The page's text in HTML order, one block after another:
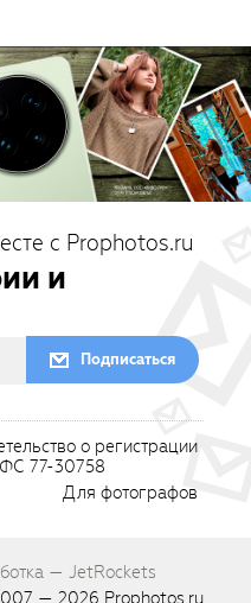
с Prophotos.ru
и
Подписаться
о регистрации
77-30758
Для фотографов
— JetRockets
— 2026 Prophotos.ru